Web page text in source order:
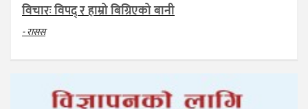
विचारः विपद् र हाम्रो बिग्रिएको बानी
- रासस